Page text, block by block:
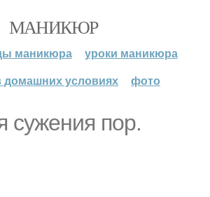
МАНИКЮР
маникюра
уроки маникюра
условиях
фото
сужения пор.